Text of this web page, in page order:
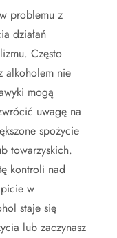
problemu z
działań
Często
alkoholem nie
mogą
uwagę na
spożycie
towarzyskich.
kontroli nad
w
staje się
lub zaczynasz